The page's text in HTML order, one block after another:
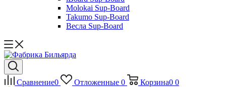
Molokai Sup-Board
Takumo Sup-Board
Весла Sup-Board
Сравнение0 Отложенные 0 Корзина0 0